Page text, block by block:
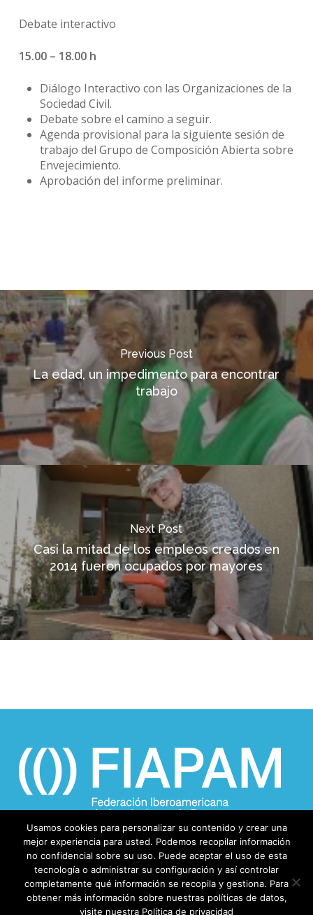
Debate interactivo
15.00 – 18.00 h
Diálogo Interactivo con las Organizaciones de la
Sociedad Civil.
Debate sobre el camino a seguir.
Agenda provisional para la siguiente sesión de
trabajo del Grupo de Composición Abierta sobre
Envejecimiento.
Aprobación del informe preliminar.
Previous Post
La edad, un impedimento para encontrar
trabajo
Next Post
Casi la mitad de los empleos creados en
2014 fueron ocupados por mayores
Usamos cookies para personalizar su contenido y crear una
mejor experiencia para usted. Podemos recopilar información
no confidencial sobre su uso. Puede aceptar el uso de esta
tecnología o administrar su configuración y así controlar
completamente qué información se recopila y gestiona. Para
obtener más información sobre nuestras políticas de datos,
visite nuestra Política de privacidad